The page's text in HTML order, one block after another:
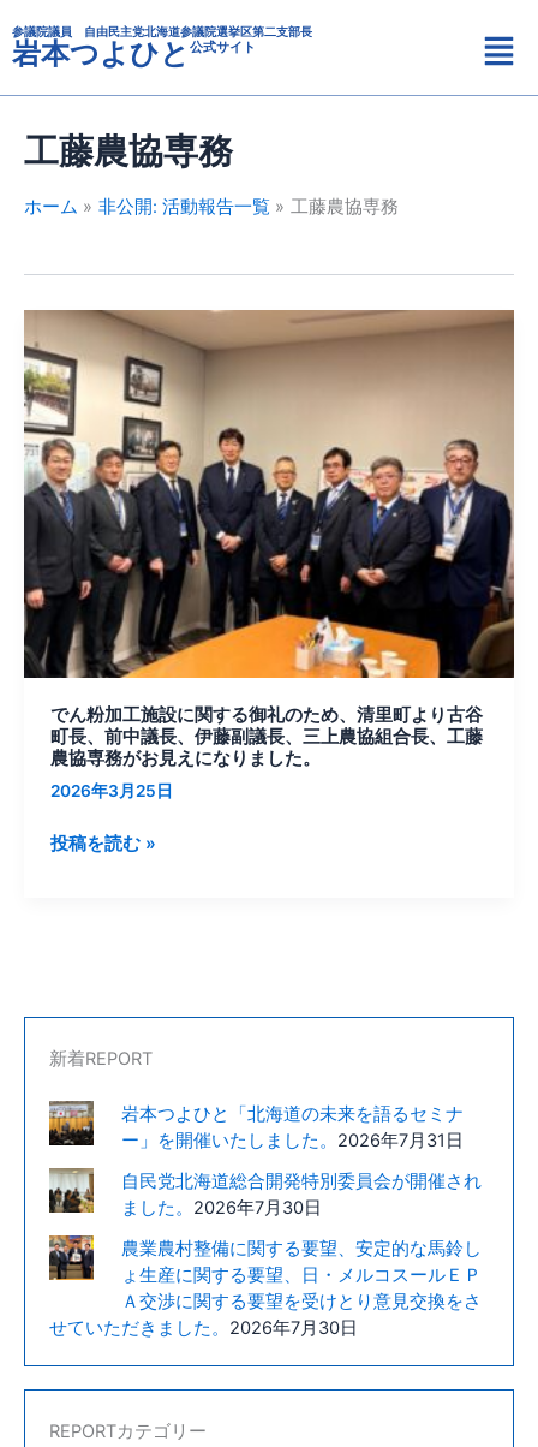
容
を
ス
参議院議員 自由民主党北海道参議院選挙区第二支部長
岩本つよひと 公式サイト
メ
ニ
ュ
工藤農協専務
ホーム 非公開: 活動報告一覧 工藤農協専務
でん粉加工施設に関する御礼のため、清里町より古谷
町長、前中議長、伊藤副議長、三上農協組合長、工藤
農協専務がお見えになりました。
2026年3月25日
で
ん
粉
加
工
施
設
に
関
す
御
礼
た
め、
清
町
長、
前
中
議
長、
藤
副
議
長、
上
農
協
組
投稿を読む »
新着REPORT
岩本つよひと「北海道の未来を語るセミナ
ー」を開催いたしました。
2026年7月31日
自民党北海道総合開発特別委員会が開催され
ました。
2026年7月30日
農業農村整備に関する要望、安定的な馬鈴し
ょ生産に関する要望、日・メルコスールＥＰ
Ａ交渉に関する要望を受けとり意見交換をさ
せていただきました。 2026年7月30日
REPORTカテゴリー
テ
ゴ